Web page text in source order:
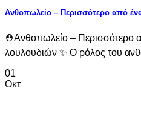
Ανθοπωλείο – Περισσότερο από
⛑️Ανθοπωλείο – Περισσότερο
λουλουδιών ✨ Ο ρόλος του
01
Οκτ